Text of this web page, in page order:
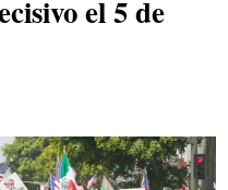
el 5 de